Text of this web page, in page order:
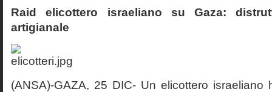
Raid elicottero israeliano su Gaza:
artigianale
(ANSA)-GAZA, 25 DIC- Un elicottero israeliano